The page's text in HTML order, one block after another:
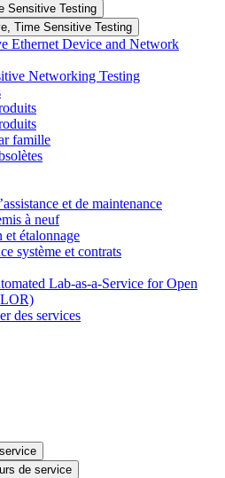
Sensitive Testing
Time Sensitive Testing
Ethernet Device and Network
Networking Testing
famille
et de maintenance
à neuf
et étalonnage
système et contrats
Lab-as-a-Service for Open
des services
de service